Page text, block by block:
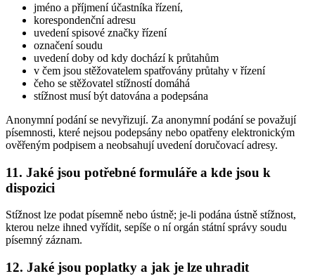
jméno a příjmení účastníka řízení,
korespondenční adresu
uvedení spisové značky řízení
označení soudu
uvedení doby od kdy dochází k průtahům
v čem jsou stěžovatelem spatřovány průtahy v řízení
čeho se stěžovatel stížností domáhá
stížnost musí být datována a podepsána
Anonymní podání se nevyřizují. Za anonymní podání se považují
písemnosti, které nejsou podepsány nebo opatřeny elektronickým
ověřeným podpisem a neobsahují uvedení doručovací adresy.
11. Jaké jsou potřebné formuláře a kde jsou k
dispozici
Stížnost lze podat písemně nebo ústně; je-li podána ústně stížnost,
kterou nelze ihned vyřídit, sepíše o ní orgán státní správy soudu
písemný záznam.
12. Jaké jsou poplatky a jak je lze uhradit